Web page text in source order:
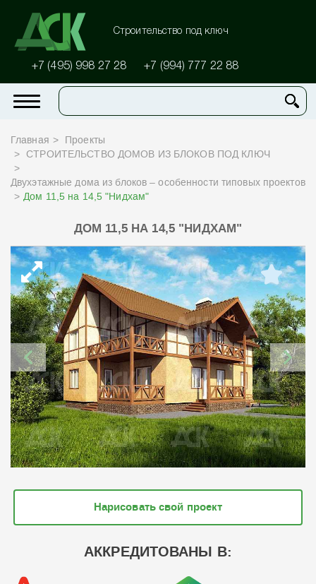
Строительство под ключ
+7 (495) 998 27 28 +7 (994) 777 22 88
Главная
Проекты
СТРОИТЕЛЬСТВО ДОМОВ ИЗ БЛОКОВ ПОД КЛЮЧ
Двухэтажные дома из блоков – особенности типовых проектов
Дом 11,5 на 14,5 "Нидхам"
ДОМ 11,5 НА 14,5 "НИДХАМ"
Нарисовать свой проект
АККРЕДИТОВАНЫ В: